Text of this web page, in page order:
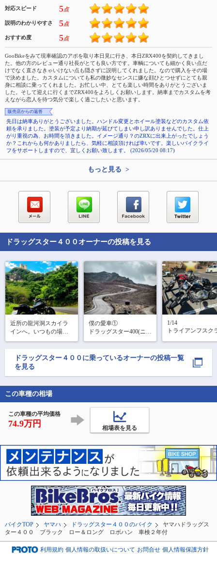
対応スピード 5点
説明のわかりやすさ 5点
おすすめ度 5点
GooBikeをみて現車確認のアポを取り本日見に行き、本日ZRX400を契約してきまし
た。他の方のレビュー通り社長がとても良い方です。車輌についても細かく良い点だ
けでなく直さなきゃいけない点も隠さずに説明してくれました。なので購入をその場
で決めました。カスタムについても私の微妙なセンスに嫌な顔ひとつせずにとても親
身に相談に乗ってくれました。お忙しい中、とても楽しい時間をありがとうございま
した。そして迎えに行くまでZRX400をよろしくお願いします。納車までカスタムを考
えながら恋人を待つ気分で楽しく過ごしたいと思います。
販売店からの返答
先日は納車ありがとうございました。ハンドル変更とホイール塗装などのカスタム依
頼を承りました。塗装が予定より納期が延びてしまい申し訳ありませんでした。仕上
がり重視の為、お時間を頂きました。イメージ通り？のZRXに出来上がったでしょう
か？これからも何かありましたら、気軽に相談頂ければ幸いです。楽しいバイクライ
フをサポートしますので、宜しくお願い致します。 (2026/05/20 08:17)
もっと見る >
ドラッグスター４００ オーナーの投稿を見る
近所の龍河洞スカイラ
インへ。いつもの場所
も、今日のような良い
天気だとまた違った表
情に見えて最高です。
ふらっと走りに来るの
#高知のスポット
#シ
僕の愛車①
ドラッグスター400(ニュ
ーロッドカスタム)
愛知から九州まで下道
往復1600kmソロツーリ
1/14
トライアンフスク
津久井プチツーリ
ドラッグスター４００ に乗っているオーナーの投稿一覧
を見る
この車種の相場
この車種の平均価格
74.9万円 相場表を見る
バイクTOP ヤマハ ドラッグスター４００のバイク
ヤマハドラッグス
ター４００ ブラック ロー＆ロング ロボハン 車検２年付
利用規約 個人情報の取扱いについて お問合せ 個人情報保護方針